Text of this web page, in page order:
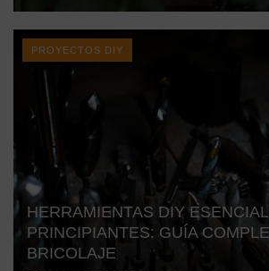
PROYECTOS DIY
HERRAMIENTAS DIY
PRINCIPIANTES: GUÍA
BRICOLAJE